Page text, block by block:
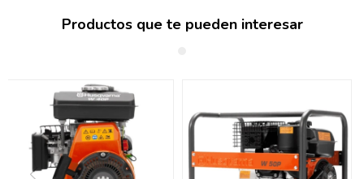
Productos que te pueden interesar